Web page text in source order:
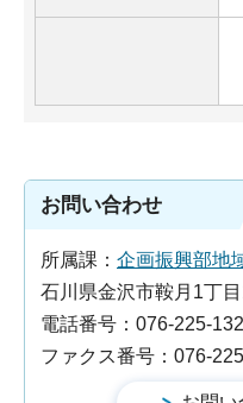
お問い合わせ
所属課： 企画振興部地
石川県金沢市鞍月1丁
電話番号：076-225-
ファクス番号：076-